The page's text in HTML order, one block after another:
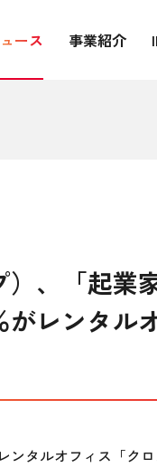
ース 事業紹介
、「起業
レンタル
ンタルオフィス「